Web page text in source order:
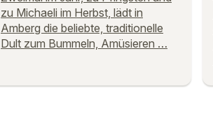
zu Michaeli im Herbst, lädt in
Amberg die beliebte, traditionelle
Dult zum Bummeln, Amüsieren …